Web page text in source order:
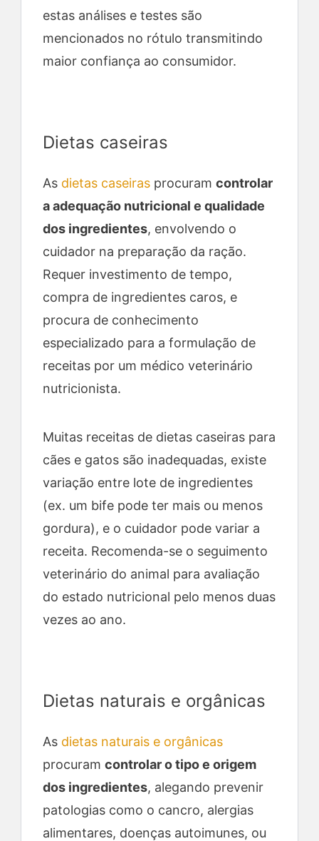
estas análises e testes são
mencionados no rótulo transmitindo
maior confiança ao consumidor.
Dietas caseiras
As dietas caseiras procuram controlar
a adequação nutricional e qualidade
dos ingredientes, envolvendo o
cuidador na preparação da ração.
Requer investimento de tempo,
compra de ingredientes caros, e
procura de conhecimento
especializado para a formulação de
receitas por um médico veterinário
nutricionista.
Muitas receitas de dietas caseiras para
cães e gatos são inadequadas, existe
variação entre lote de ingredientes
(ex. um bife pode ter mais ou menos
gordura), e o cuidador pode variar a
receita. Recomenda-se o seguimento
veterinário do animal para avaliação
do estado nutricional pelo menos duas
vezes ao ano.
Dietas naturais e orgânicas
As dietas naturais e orgânicas
procuram controlar o tipo e origem
dos ingredientes, alegando prevenir
patologias como o cancro, alergias
alimentares, doenças autoimunes, ou